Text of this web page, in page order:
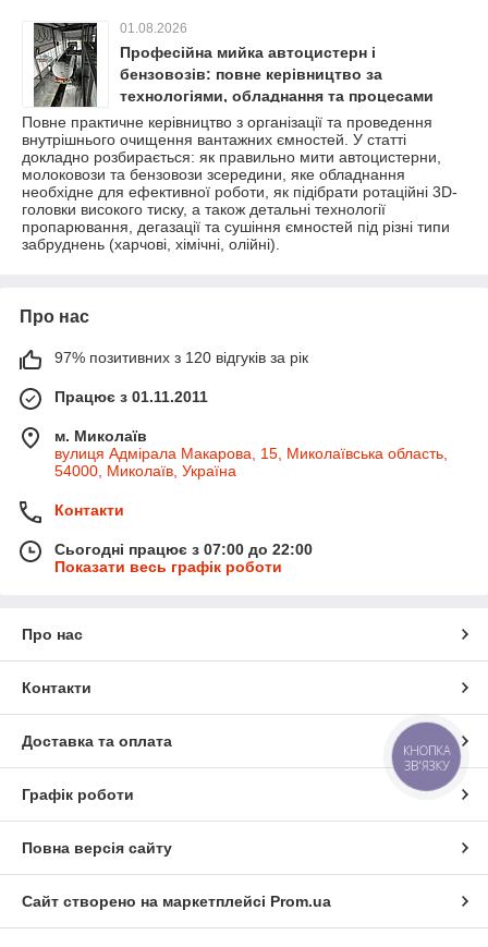
01.08.2026
Професійна мийка автоцистерн і
бензовозів: повне керівництво за
технологіями, обладнання та процесами
очищення
Повне практичне керівництво з організації та проведення
внутрішнього очищення вантажних ємностей. У статті
докладно розбирається: як правильно мити автоцистерни,
молоковози та бензовози зсередини, яке обладнання
необхідне для ефективної роботи, як підібрати ротаційні 3D-
головки високого тиску, а також детальні технології
пропарювання, дегазації та сушіння ємностей під різні типи
забруднень (харчові, хімічні, олійні).
Про нас
97% позитивних з 120 відгуків за рік
Працює з 01.11.2011
м. Миколаїв
вулиця Адмірала Макарова, 15, Миколаївська область,
54000, Миколаїв, Україна
Контакти
Сьогодні працює з 07:00 до 22:00
Показати весь графік роботи
Про нас
Контакти
Доставка та оплата
Графік роботи
Повна версія сайту
Сайт створено на маркетплейсі Prom.ua
КНОПКА
ЗВ'ЯЗКУ